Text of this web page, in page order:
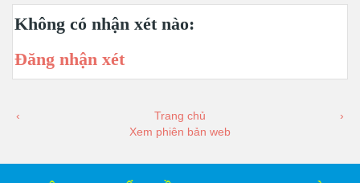
Không có nhận xét nào:
Đăng nhận xét
‹ ›
Trang chủ
Xem phiên bản web